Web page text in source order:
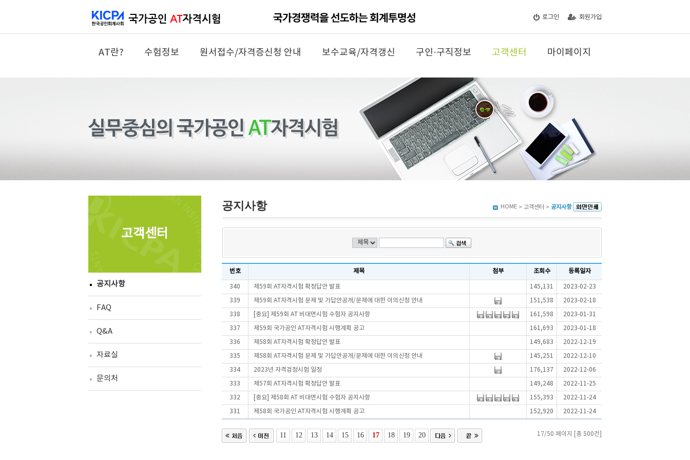
로그인 회원가입
AT란? 수험정보 원서접수/자격증신청 안내 보수교육/자격갱신 구인·구직정보 고객센터 마이페이지
고객센터
공지사항
FAQ
Q&A
자료실
문의처
공지사항 HOME > 고객센터 > 공지사항
번호 제목 첨부 조회수 등록일자
340 제59회 AT자격시험 확정답안 발표 145,131 2023-02-23
339 제59회 AT자격시험 문제 및 가답안공개/문제에 대한 이의신청 안내 151,538 2023-02-18
338 [중요] 제59회 AT 비대면시험 수험자 공지사항 161,598 2023-01-31
337 제59회 국가공인 AT자격시험 시행계획 공고 161,693 2023-01-18
336 제58회 AT자격시험 확정답안 발표 149,683 2022-12-19
335 제58회 AT자격시험 문제 및 가답안공개/문제에 대한 이의신청 안내 145,251 2022-12-10
334 2023년 자격검정시험 일정 176,137 2022-12-06
333 제57회 AT자격시험 확정답안 발표 149,248 2022-11-25
332 [중요] 제58회 AT 비대면시험 수험자 공지사항 155,393 2022-11-24
331 제58회 국가공인 AT자격시험 시행계획 공고 152,920 2022-11-24
11 12 13 14 15 16 17 18 19 20 17/50 페이지 [총 500건]